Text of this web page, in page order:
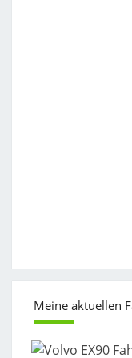
Meine aktuellen